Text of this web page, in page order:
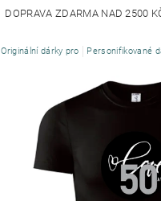
DOPRAVA ZDARMA NAD 2500
Originální dárky pro Personifikované